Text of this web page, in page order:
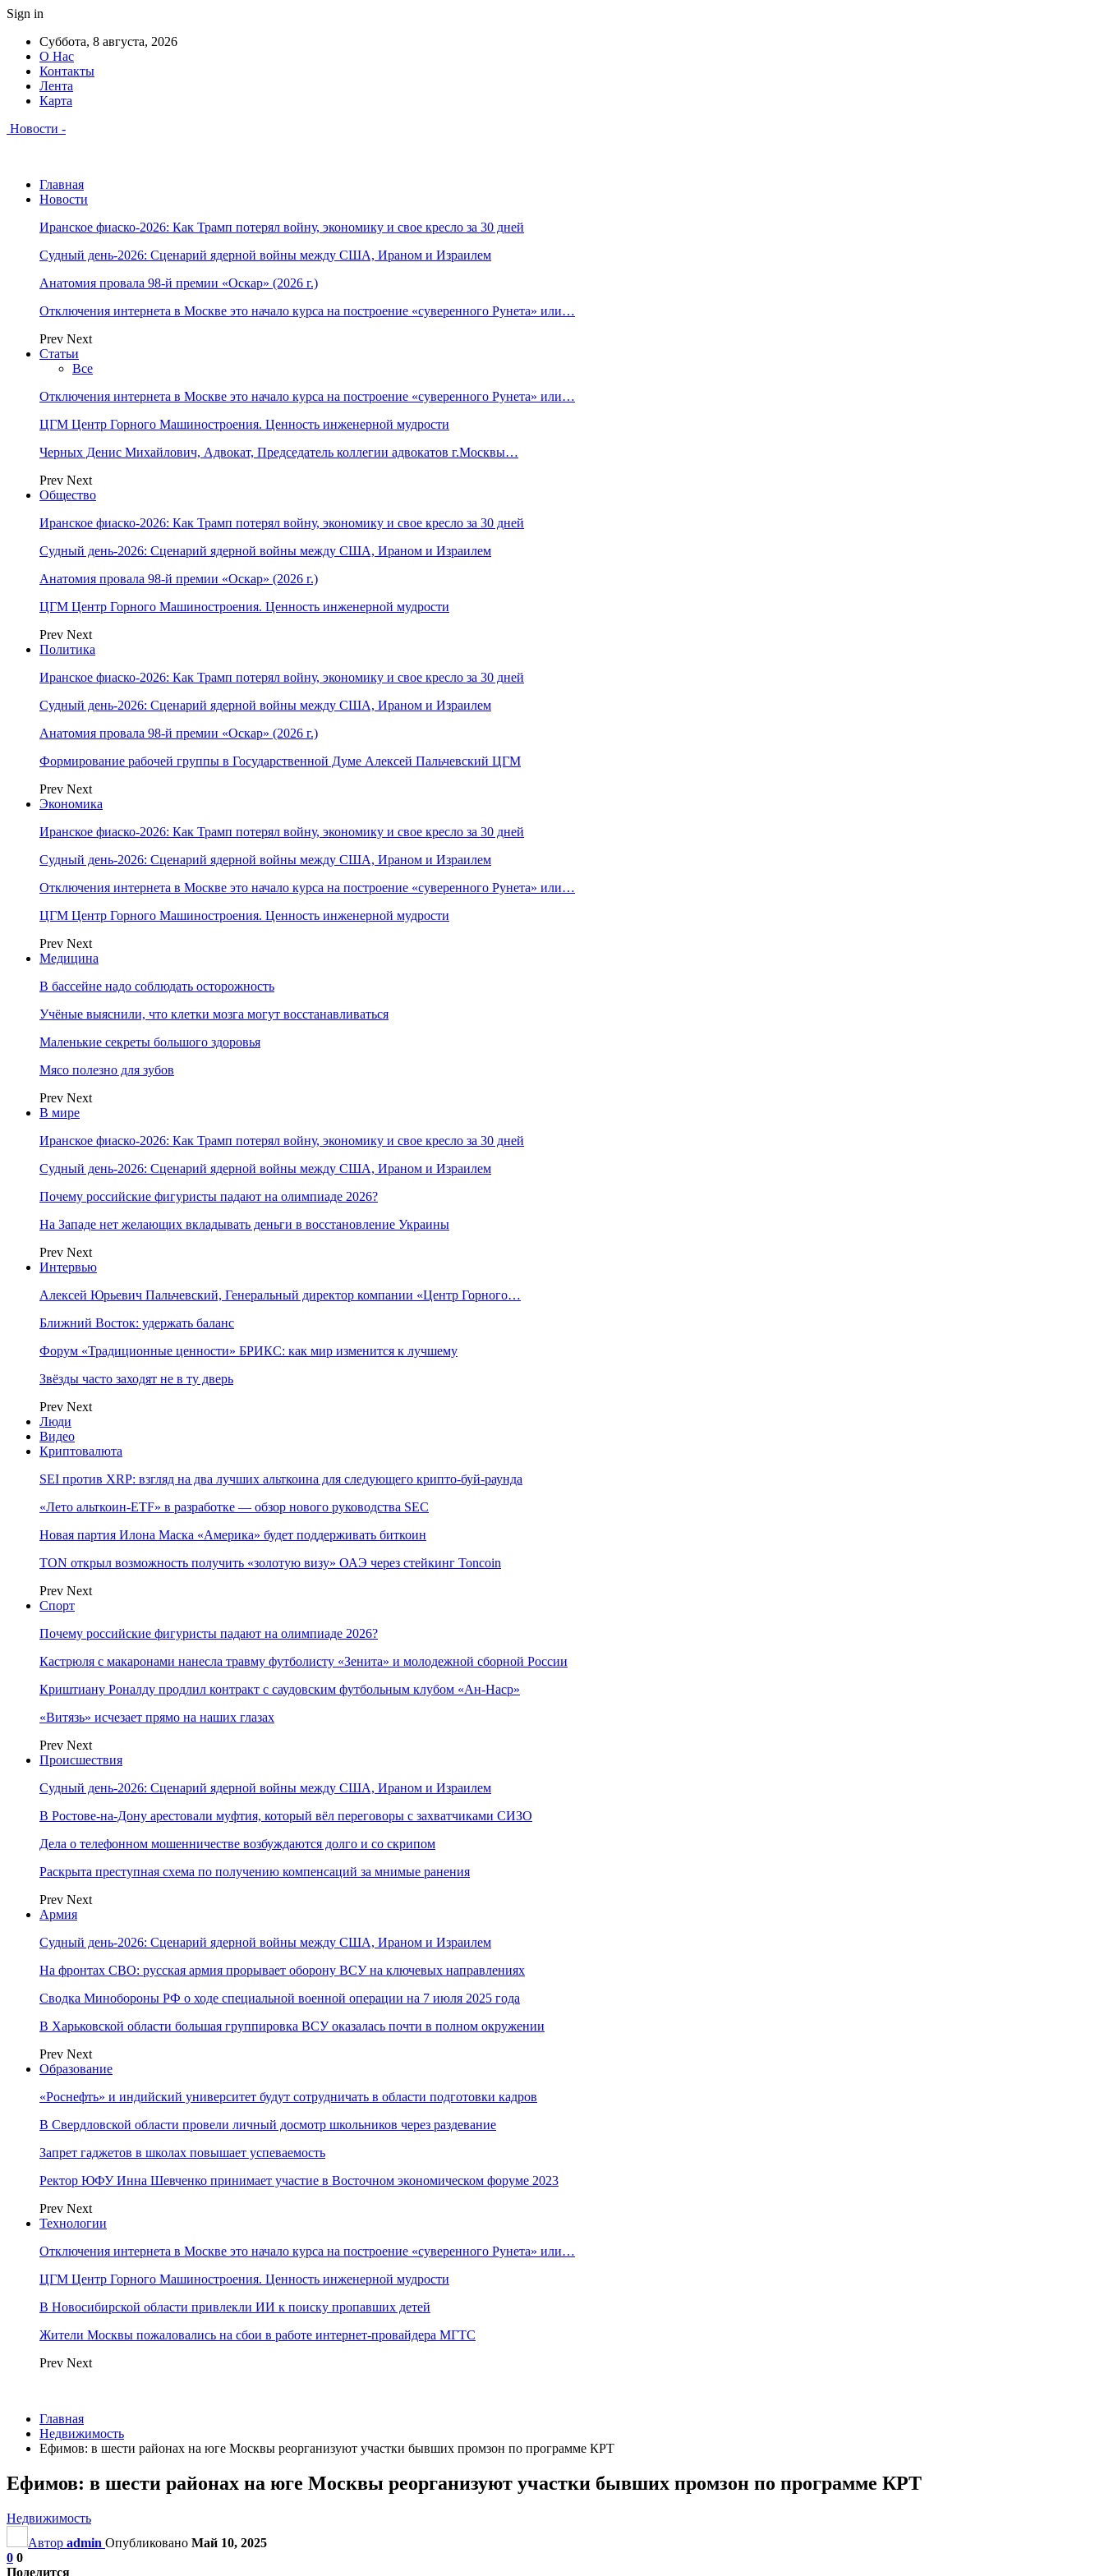
Sign in
Суббота, 8 августа, 2026
О Нас
Контакты
Лента
Карта
Новости -
Главная
Новости
Иранское фиаско-2026: Как Трамп потерял войну, экономику и свое кресло за 30 дней
Судный день-2026: Сценарий ядерной войны между США, Ираном и Израилем
Анатомия провала 98-й премии «Оскар» (2026 г.)
Отключения интернета в Москве это начало курса на построение «суверенного Рунета» или…
Prev Next
Статьи
Все
Отключения интернета в Москве это начало курса на построение «суверенного Рунета» или…
ЦГМ Центр Горного Машиностроения. Ценность инженерной мудрости
Черных Денис Михайлович, Адвокат, Председатель коллегии адвокатов г.Москвы…
Prev Next
Общество
Иранское фиаско-2026: Как Трамп потерял войну, экономику и свое кресло за 30 дней
Судный день-2026: Сценарий ядерной войны между США, Ираном и Израилем
Анатомия провала 98-й премии «Оскар» (2026 г.)
ЦГМ Центр Горного Машиностроения. Ценность инженерной мудрости
Prev Next
Политика
Иранское фиаско-2026: Как Трамп потерял войну, экономику и свое кресло за 30 дней
Судный день-2026: Сценарий ядерной войны между США, Ираном и Израилем
Анатомия провала 98-й премии «Оскар» (2026 г.)
Формирование рабочей группы в Государственной Думе Алексей Пальчевский ЦГМ
Prev Next
Экономика
Иранское фиаско-2026: Как Трамп потерял войну, экономику и свое кресло за 30 дней
Судный день-2026: Сценарий ядерной войны между США, Ираном и Израилем
Отключения интернета в Москве это начало курса на построение «суверенного Рунета» или…
ЦГМ Центр Горного Машиностроения. Ценность инженерной мудрости
Prev Next
Медицина
В бассейне надо соблюдать осторожность
Учёные выяснили, что клетки мозга могут восстанавливаться
Маленькие секреты большого здоровья
Мясо полезно для зубов
Prev Next
В мире
Иранское фиаско-2026: Как Трамп потерял войну, экономику и свое кресло за 30 дней
Судный день-2026: Сценарий ядерной войны между США, Ираном и Израилем
Почему российские фигуристы падают на олимпиаде 2026?
На Западе нет желающих вкладывать деньги в восстановление Украины
Prev Next
Интервью
Алексей Юрьевич Пальчевский, Генеральный директор компании «Центр Горного…
Ближний Восток: удержать баланс
Форум «Традиционные ценности» БРИКС: как мир изменится к лучшему
Звёзды часто заходят не в ту дверь
Prev Next
Люди
Видео
Криптовалюта
SEI против XRP: взгляд на два лучших альткоина для следующего крипто-буй-раунда
«Лето альткоин-ETF» в разработке — обзор нового руководства SEC
Новая партия Илона Маска «Америка» будет поддерживать биткоин
TON открыл возможность получить «золотую визу» ОАЭ через стейкинг Toncoin
Prev Next
Спорт
Почему российские фигуристы падают на олимпиаде 2026?
Кастрюля с макаронами нанесла травму футболисту «Зенита» и молодежной сборной России
Криштиану Роналду продлил контракт с саудовским футбольным клубом «Ан-Наср»
«Витязь» исчезает прямо на наших глазах
Prev Next
Происшествия
Судный день-2026: Сценарий ядерной войны между США, Ираном и Израилем
В Ростове-на-Дону арестовали муфтия, который вёл переговоры с захватчиками СИЗО
Дела о телефонном мошенничестве возбуждаются долго и со скрипом
Раскрыта преступная схема по получению компенсаций за мнимые ранения
Prev Next
Армия
Судный день-2026: Сценарий ядерной войны между США, Ираном и Израилем
На фронтах СВО: русская армия прорывает оборону ВСУ на ключевых направлениях
Сводка Минобороны РФ о ходе специальной военной операции на 7 июля 2025 года
В Харьковской области большая группировка ВСУ оказалась почти в полном окружении
Prev Next
Образование
«Роснефть» и индийский университет будут сотрудничать в области подготовки кадров
В Свердловской области провели личный досмотр школьников через раздевание
Запрет гаджетов в школах повышает успеваемость
Ректор ЮФУ Инна Шевченко принимает участие в Восточном экономическом форуме 2023
Prev Next
Технологии
Отключения интернета в Москве это начало курса на построение «суверенного Рунета» или…
ЦГМ Центр Горного Машиностроения. Ценность инженерной мудрости
В Новосибирской области привлекли ИИ к поиску пропавших детей
Жители Москвы пожаловались на сбои в работе интернет-провайдера МГТС
Prev Next
Главная
Недвижимость
Ефимов: в шести районах на юге Москвы реорганизуют участки бывших промзон по программе КРТ
Ефимов: в шести районах на юге Москвы реорганизуют участки бывших промзон по программе КРТ
Недвижимость
Автор admin Опубликовано Май 10, 2025
0 0
Поделится